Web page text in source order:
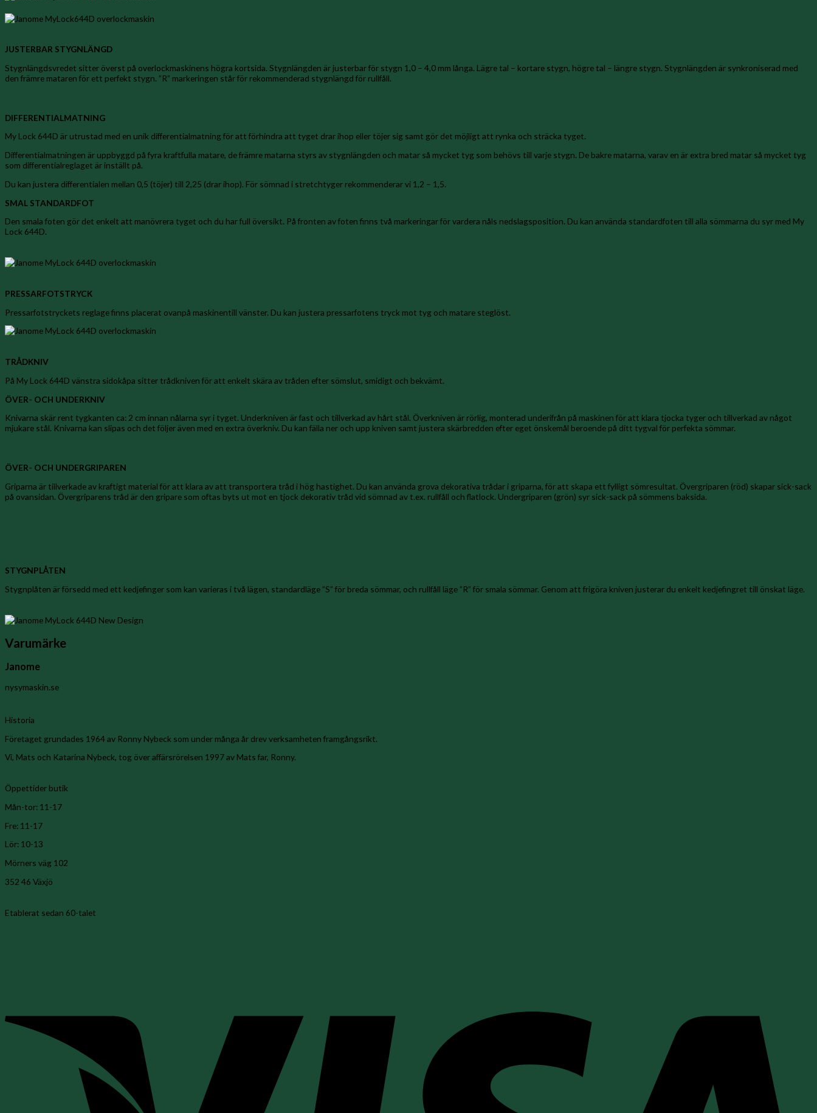
JUSTERBAR STYGNLÄNGD
Stygnlängdsvredet sitter överst på overlockmaskinens högra kortsida. Stygnlängden är justerbar för stygn 1,0 – 4,0 mm långa. Lägre tal – kortare stygn, högre tal – längre stygn. Stygnlängden är synkroniserad med
den främre mataren för ett perfekt stygn. ”R” markeringen står för rekommenderad stygnlängd för rullfåll.
DIFFERENTIALMATNING
My Lock 644D är utrustad med en unik differentialmatning för att förhindra att tyget drar ihop eller töjer sig samt gör det möjligt att rynka och sträcka tyget.
Differentialmatningen är uppbyggd på fyra kraftfulla matare, de främre matarna styrs av stygnlängden och matar så mycket tyg som behövs till varje stygn. De bakre matarna, varav en är extra bred matar så mycket tyg
som differentialreglaget är inställt på.
Du kan justera differentialen mellan 0,5 (töjer) till 2,25 (drar ihop). För sömnad i stretchtyger rekommenderar vi 1,2 – 1,5.
SMAL STANDARDFOT
Den smala foten gör det enkelt att manövrera tyget och du har full översikt. På fronten av foten finns två markeringar för vardera nåls nedslagsposition. Du kan använda standardfoten till alla sömmarna du syr med My
Lock 644D.
PRESSARFOTSTRYCK
Pressarfotstryckets reglage finns placerat ovanpå maskinentill vänster. Du kan justera pressarfotens tryck mot tyg och matare steglöst.
TRÅDKNIV
På My Lock 644D vänstra sidokåpa sitter trådkniven för att enkelt skära av tråden efter sömslut, smidigt och bekvämt.
ÖVER- OCH UNDERKNIV
Knivarna skär rent tygkanten ca: 2 cm innan nålarna syr i tyget. Underkniven är fast och tillverkad av hårt stål. Överkniven är rörlig, monterad underifrån på maskinen för att klara tjocka tyger och tillverkad av något
mjukare stål. Knivarna kan slipas och det följer även med en extra överkniv. Du kan fälla ner och upp kniven samt justera skärbredden efter eget önskemål beroende på ditt tygval för perfekta sömmar.
ÖVER- OCH UNDERGRIPAREN
Griparna är tillverkade av kraftigt material för att klara av att transportera tråd i hög hastighet. Du kan använda grova dekorativa trådar i griparna, för att skapa ett fylligt sömresultat. Övergriparen (röd) skapar sick-sack
på ovansidan. Övergriparens tråd är den gripare som oftas byts ut mot en tjock dekorativ tråd vid sömnad av t.ex. rullfåll och flatlock. Undergriparen (grön) syr sick-sack på sömmens baksida.
STYGNPLÅTEN
Stygnplåten är försedd med ett kedjefinger som kan varieras i två lägen, standardläge ”S” för breda sömmar, och rullfåll läge ”R” för smala sömmar. Genom att frigöra kniven justerar du enkelt kedjefingret till önskat läge.
Varumärke
Janome
nysymaskin.se
Historia
Företaget grundades 1964 av Ronny Nybeck som under många år drev verksamheten framgångsrikt.
Vi, Mats och Katarina Nybeck, tog över affärsrörelsen 1997 av Mats far, Ronny.
Öppettider butik
Mån-tor: 11-17
Fre: 11-17
Lör: 10-13
Mörners väg 102
352 46 Växjö
Etablerat sedan 60-talet